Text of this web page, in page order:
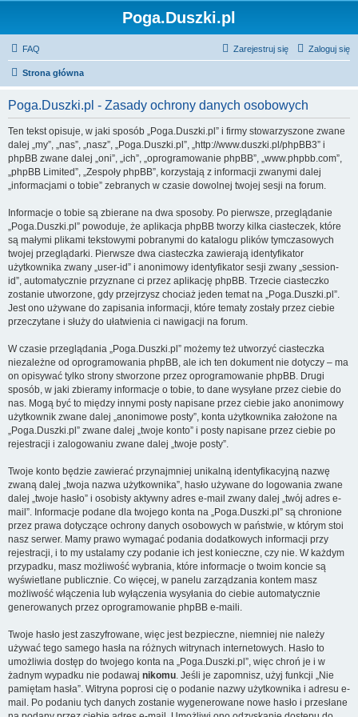
Poga.Duszki.pl
FAQ Zaloguj się
Zarejestruj się
Strona główna
Poga.Duszki.pl - Zasady ochrony danych osobowych
Ten tekst opisuje, w jaki sposób „Poga.Duszki.pl” i firmy stowarzyszone zwane
dalej „my”, „nas”, „nasz”, „Poga.Duszki.pl”, „http://www.duszki.pl/phpBB3” i
phpBB zwane dalej „oni”, „ich”, „oprogramowanie phpBB”, „www.phpbb.com”,
„phpBB Limited”, „Zespoły phpBB”, korzystają z informacji zwanymi dalej
„informacjami o tobie” zebranych w czasie dowolnej twojej sesji na forum.
Informacje o tobie są zbierane na dwa sposoby. Po pierwsze, przeglądanie
„Poga.Duszki.pl” powoduje, że aplikacja phpBB tworzy kilka ciasteczek, które
są małymi plikami tekstowymi pobranymi do katalogu plików tymczasowych
twojej przeglądarki. Pierwsze dwa ciasteczka zawierają identyfikator
użytkownika zwany „user-id” i anonimowy identyfikator sesji zwany „session-
id”, automatycznie przyznane ci przez aplikację phpBB. Trzecie ciasteczko
zostanie utworzone, gdy przejrzysz chociaż jeden temat na „Poga.Duszki.pl”.
Jest ono używane do zapisania informacji, które tematy zostały przez ciebie
przeczytane i służy do ułatwienia ci nawigacji na forum.
W czasie przeglądania „Poga.Duszki.pl” możemy też utworzyć ciasteczka
niezależne od oprogramowania phpBB, ale ich ten dokument nie dotyczy – ma
on opisywać tylko strony stworzone przez oprogramowanie phpBB. Drugi
sposób, w jaki zbieramy informacje o tobie, to dane wysyłane przez ciebie do
nas. Mogą być to między innymi posty napisane przez ciebie jako anonimowy
użytkownik zwane dalej „anonimowe posty”, konta użytkownika założone na
„Poga.Duszki.pl” zwane dalej „twoje konto” i posty napisane przez ciebie po
rejestracji i zalogowaniu zwane dalej „twoje posty”.
Twoje konto będzie zawierać przynajmniej unikalną identyfikacyjną nazwę
zwaną dalej „twoja nazwa użytkownika”, hasło używane do logowania zwane
dalej „twoje hasło” i osobisty aktywny adres e-mail zwany dalej „twój adres e-
mail”. Informacje podane dla twojego konta na „Poga.Duszki.pl” są chronione
przez prawa dotyczące ochrony danych osobowych w państwie, w którym stoi
nasz serwer. Mamy prawo wymagać podania dodatkowych informacji przy
rejestracji, i to my ustalamy czy podanie ich jest konieczne, czy nie. W każdym
przypadku, masz możliwość wybrania, które informacje o twoim koncie są
wyświetlane publicznie. Co więcej, w panelu zarządzania kontem masz
możliwość włączenia lub wyłączenia wysyłania do ciebie automatycznie
generowanych przez oprogramowanie phpBB e-maili.
Twoje hasło jest zaszyfrowane, więc jest bezpieczne, niemniej nie należy
używać tego samego hasła na różnych witrynach internetowych. Hasło to
umożliwia dostęp do twojego konta na „Poga.Duszki.pl”, więc chroń je i w
żadnym wypadku nie podawaj nikomu. Jeśli je zapomnisz, użyj funkcji „Nie
pamiętam hasła”. Witryna poprosi cię o podanie nazwy użytkownika i adresu e-
mail. Po podaniu tych danych zostanie wygenerowane nowe hasło i przesłane